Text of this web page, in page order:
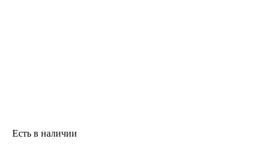
Есть в наличии